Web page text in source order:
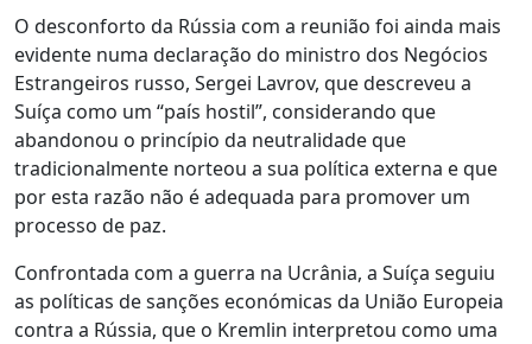
O desconforto da Rússia com a reunião foi ainda mais
evidente numa declaração do ministro dos Negócios
Estrangeiros russo, Sergei Lavrov, que descreveu a
Suíça como um “país hostil”, considerando que
abandonou o princípio da neutralidade que
tradicionalmente norteou a sua política externa e que
por esta razão não é adequada para promover um
processo de paz.
Confrontada com a guerra na Ucrânia, a Suíça seguiu
as políticas de sanções económicas da União Europeia
contra a Rússia, que o Kremlin interpretou como uma